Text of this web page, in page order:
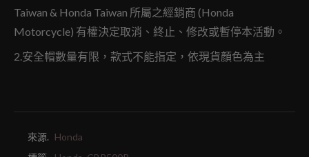
Taiwan & Honda Taiwan 所屬之經銷商 (Honda
Motorcycle) 有權決定取消、終止、修改或暫停本活動。
2.安全帽數量有限，款式不能指定，依現貨顏色為主
來源. Honda